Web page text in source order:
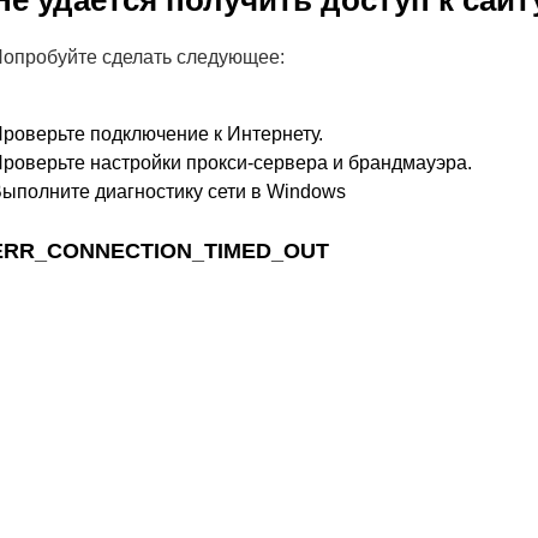
сделать следующее:
подключение к Интернету.
настройки прокси-сервера и брандмауэра.
диагностику сети в Windows